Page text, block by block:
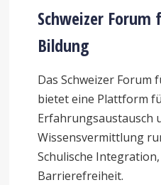
Schweizer
Bildung
Das Schweizer Forum
bietet eine Plattform
Erfahrungsaustausch
Wissensvermittlung
Schulische
Barrierefreiheit.